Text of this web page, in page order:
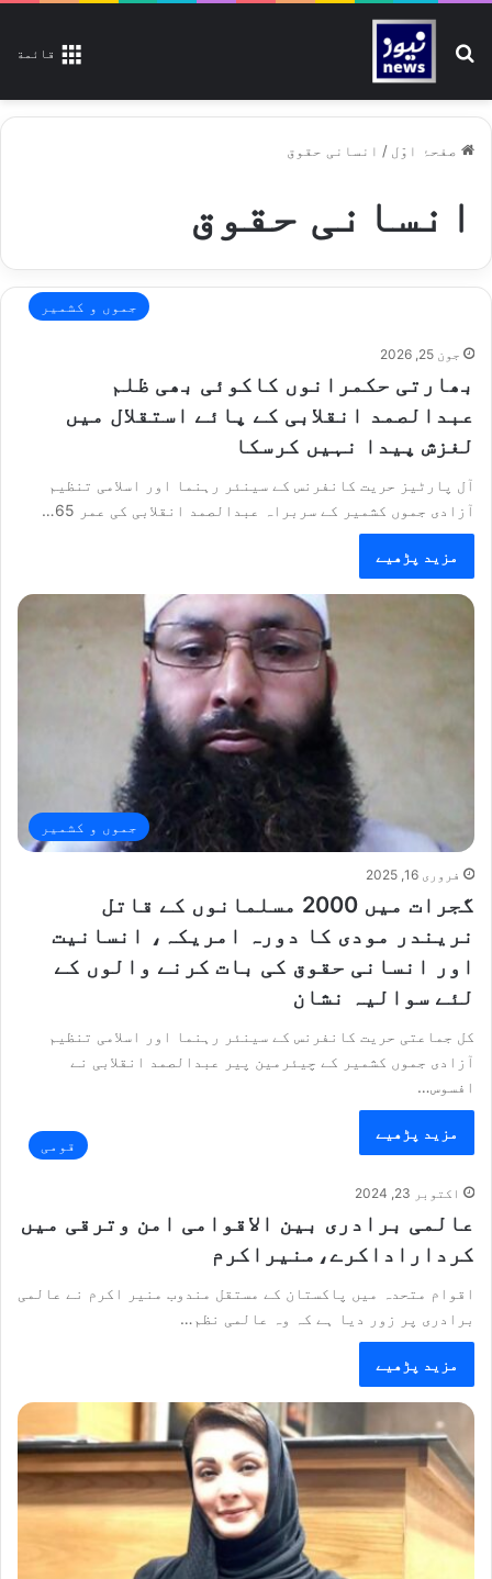
قائمة تلاش کیجیے
صفحۂ اوّل / انسانی حقوق
انسانی حقوق
جموں و کشمیر
جون 25, 2026
بھارتی حکمرانوں کاکوئی بھی ظلم
عبدالصمد انقلابی کے پائے استقلال میں
لغزش پیدا نہیں کرسکا
آل پارٹیز حریت کانفرنس کے سینئر رہنما اور اسلامی تنظیم
آزادی جموں کشمیر کے سربراہ عبدالصمد انقلابی کی عمر 65…
مزید پڑھیے
جموں و کشمیر
فروری 16, 2025
گجرات میں 2000 مسلمانوں کے قاتل
نریندر مودی کا دورہ امریکہ، انسانیت
اور انسانی حقوق کی بات کرنے والوں کے
لئے سوالیہ نشان
کل جماعتی حریت کانفرنس کے سینئر رہنما اور اسلامی تنظیم
آزادی جموں کشمیر کے چیئرمین پیر عبدالصمد انقلابی نے
افسوس…
مزید پڑھیے
قومی
اکتوبر 23, 2024
عالمی برادری بین الاقوامی امن وترقی میں
کرداراداکرے،منیراکرم
اقوام متحدہ میں پاکستان کے مستقل مندوب منیر اکرم نے عالمی
برادری پر زور دیا ہے کہ وہ عالمی نظم…
مزید پڑھیے